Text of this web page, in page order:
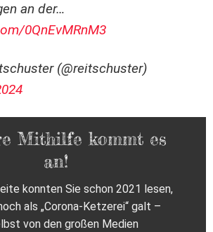
an der…
0QnEvMRnM3
(@reitschuster)
Mithilfe kommt es
an!
konnten Sie schon 2021 lesen,
als „Corona-Ketzerei“ galt –
von den großen Medien